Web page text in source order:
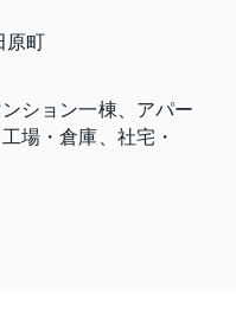
原町
ション一棟、アパー
場・倉庫、社宅・